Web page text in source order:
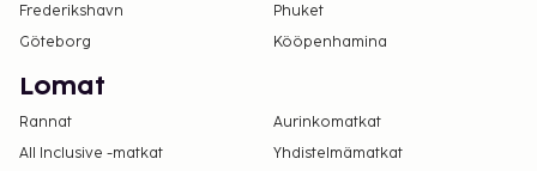
Frederikshavn
Phuket
Göteborg
Kööpenhamina
Lomat
Rannat
Aurinkomatkat
All Inclusive -matkat
Yhdistelmämatkat